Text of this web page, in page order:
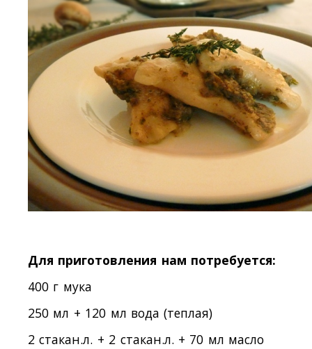
Для приготовления нам потребуется:
400 г мука
250 мл + 120 мл вода (теплая)
2 стакан.л. + 2 стакан.л. + 70 мл масло